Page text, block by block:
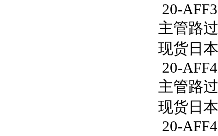
20-
主管路
现货日
20-
主管路
现货日
20-